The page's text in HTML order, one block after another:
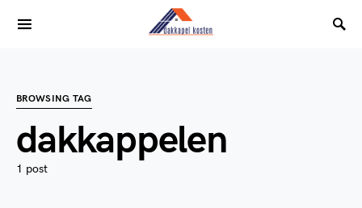
BROWSING TAG
dakkappelen
1 post